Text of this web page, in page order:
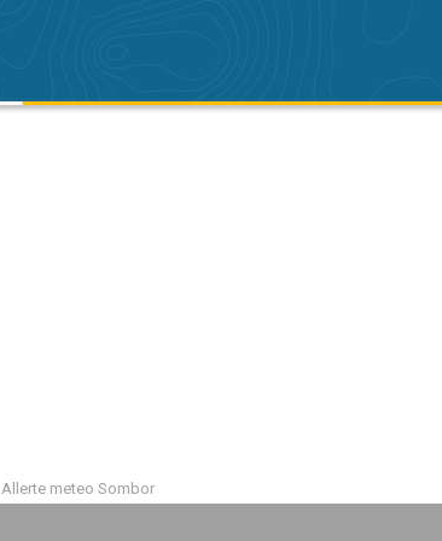
Allerte meteo Sombor